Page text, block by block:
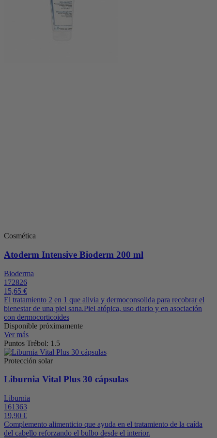
Cosmética
Atoderm Intensive Bioderm 200 ml
Bioderma
172826
15,65 €
El tratamiento 2 en 1 que alivia y dermoconsolida para recobrar el
bienestar de una piel sana.Piel atópica, uso diario y en asociación
con dermocorticoides
Disponible próximamente
Ver más
Puntos Trébol: 1.5
Protección solar
Liburnia Vital Plus 30 cápsulas
Liburnia
161363
19,90 €
Complemento alimenticio que ayuda en el tratamiento de la caída
del cabello reforzando el bulbo desde el interior.